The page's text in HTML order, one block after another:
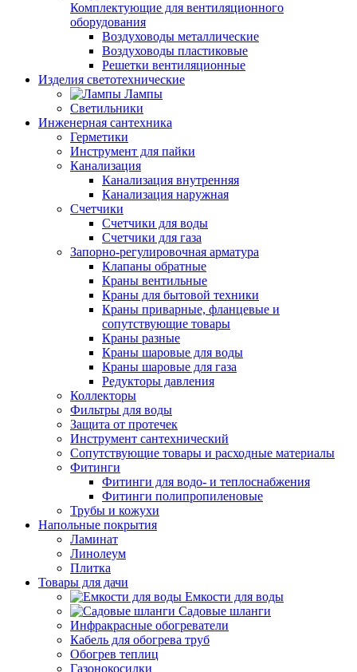
Комплектующие для вентиляционного
оборудования
Воздуховоды металлические
Воздуховоды пластиковые
Решетки вентиляционные
Изделия светотехнические
Лампы
Светильники
Инженерная сантехника
Герметики
Инструмент для пайки
Канализация
Канализация внутренняя
Канализация наружная
Счетчики
Счетчики для воды
Счетчики для газа
Запорно-регулировочная арматура
Клапаны обратные
Краны вентильные
Краны для бытовой техники
Краны приварные, фланцевые и
сопутствующие товары
Краны разные
Краны шаровые для воды
Краны шаровые для газа
Редукторы давления
Коллекторы
Фильтры для воды
Защита от протечек
Инструмент сантехнический
Сопутствующие товары и расходные материалы
Фитинги
Фитинги для водо- и теплоснабжения
Фитинги полипропиленовые
Трубы и кожухи
Напольные покрытия
Ламинат
Линолеум
Плитка
Товары для дачи
Емкости для воды
Садовые шланги
Инфракрасные обогреватели
Кабель для обогрева труб
Обогрев теплиц
Газонокосилки